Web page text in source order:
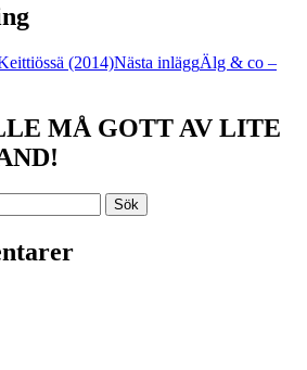
(2014)Nästa inläggÄlg & co –
MÅ GOTT AV LITE